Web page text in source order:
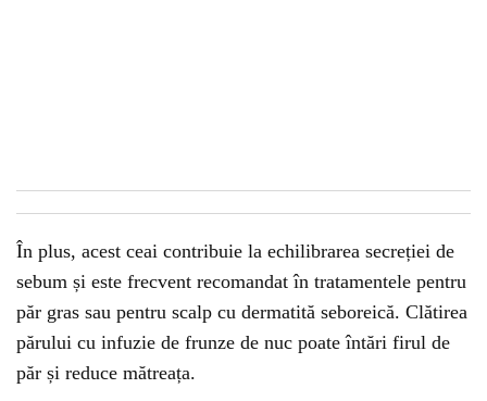
În plus, acest ceai contribuie la echilibrarea secreției de
sebum și este frecvent recomandat în tratamentele pentru
păr gras sau pentru scalp cu dermatită seboreică. Clătirea
părului cu infuzie de frunze de nuc poate întări firul de
păr și reduce mătreața.